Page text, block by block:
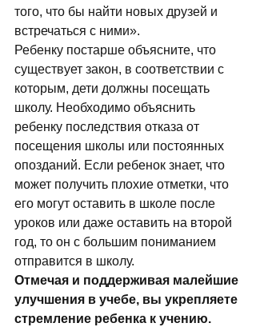
того, что бы найти новых друзей и
встречаться с ними».
Ребенку постарше объясните, что
существует закон, в соответствии с
которым, дети должны посещать
школу. Необходимо объяснить
ребенку последствия отказа от
посещения школы или постоянных
опозданий. Если ребенок знает, что
может получить плохие отметки, что
его могут оставить в школе после
уроков или даже оставить на второй
год, то он с большим пониманием
отправится в школу.
Отмечая и поддерживая малейшие
улучшения в учебе, вы укрепляете
стремление ребенка к учению.